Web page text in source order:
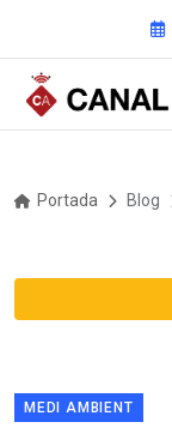
Portada Blog
MEDI AMBIENT